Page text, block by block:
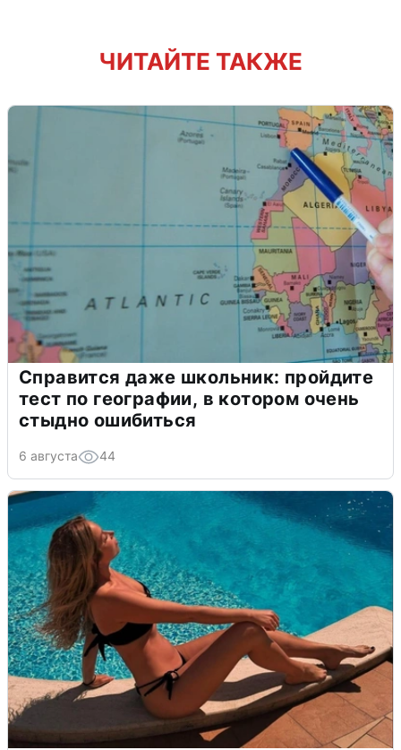
ЧИТАЙТЕ ТАКЖЕ
Справится даже школьник: пройдите
тест по географии, в котором очень
стыдно ошибиться
6 августа 44